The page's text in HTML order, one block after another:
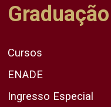
Graduação
Cursos
ENADE
Ingresso Especial